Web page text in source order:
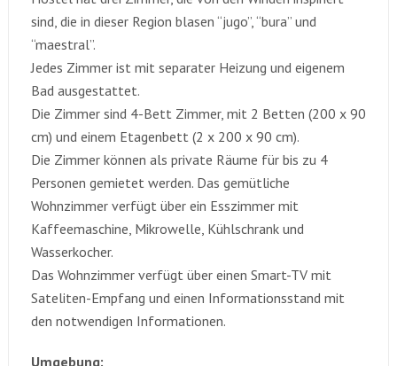
sind, die in dieser Region blasen “jugo”, “bura” und
“maestral”.
Jedes Zimmer ist mit separater Heizung und eigenem
Bad ausgestattet.
Die Zimmer sind 4-Bett Zimmer, mit 2 Betten (200 x 90
cm) und einem Etagenbett (2 x 200 x 90 cm).
Die Zimmer können als private Räume für bis zu 4
Personen gemietet werden. Das gemütliche
Wohnzimmer verfügt über ein Esszimmer mit
Kaffeemaschine, Mikrowelle, Kühlschrank und
Wasserkocher.
Das Wohnzimmer verfügt über einen Smart-TV mit
Sateliten-Empfang und einen Informationsstand mit
den notwendigen Informationen.
Umgebung: